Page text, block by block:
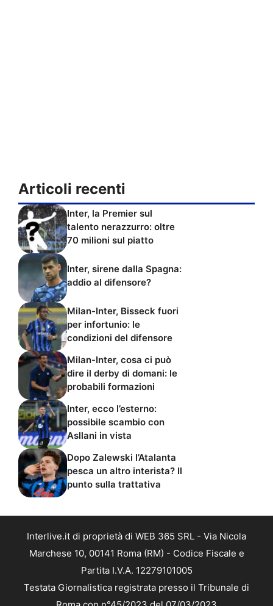
Articoli recenti
Inter, la Premier sul
talento nerazzurro: oltre
70 milioni sul piatto
Inter, sirene dalla Spagna:
addio al difensore?
Milan-Inter, Bisseck fuori
per infortunio: le
condizioni del difensore
Milan-Inter, cosa ci può
dire il derby di domani: le
probabili formazioni
Inter, ecco l’esterno:
possibile scambio con
Asllani in vista
Dopo Zalewski l’Atalanta
pesca un altro interista? Il
punto sulla trattativa
Interlive.it di proprietà di WEB 365 SRL - Via Nicola
Marchese 10, 00141 Roma (RM) - Codice Fiscale e
Partita I.V.A. 12279101005
Testata Giornalistica registrata presso il Tribunale di